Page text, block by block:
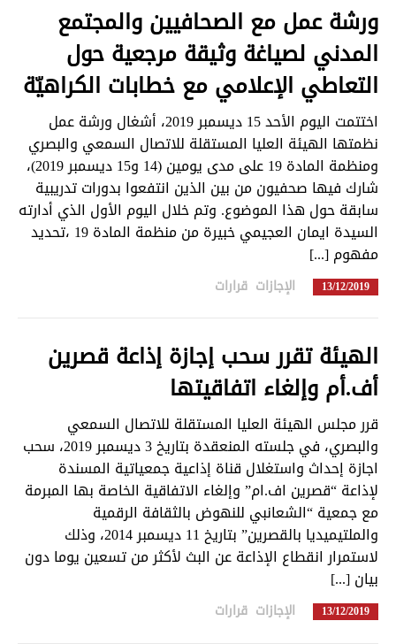
ورشة عمل مع الصحافيين والمجتمع
المدني لصياغة وثيقة مرجعية حول
التعاطي الإعلامي مع خطابات الكراهيّة
اختتمت اليوم الأحد 15 ديسمبر 2019، أشغال ورشة عمل
نظمتها الهيئة العليا المستقلة للاتصال السمعي والبصري
ومنظمة المادة 19 على مدى يومين (14 و15 ديسمبر 2019)،
شارك فيها صحفيون من بين الذين انتفعوا بدورات تدريبية
سابقة حول هذا الموضوع. وتم خلال اليوم الأول الذي أدارته
السيدة ايمان العجيمي خبيرة من منظمة المادة 19 ،تحديد
مفهوم [...]
13/12/2019 الإجازات قرارات
الهيئة تقرر سحب إجازة إذاعة قصرين
أف.أم وإلغاء اتفاقيتها
قرر مجلس الهيئة العليا المستقلة للاتصال السمعي
والبصري، في جلسته المنعقدة بتاريخ 3 ديسمبر 2019، سحب
اجازة إحداث واستغلال قناة إذاعية جمعياتية المسندة
لإذاعة “قصرين اف.ام” وإلغاء الاتفاقية الخاصة بها المبرمة
مع جمعية “الشعانبي للنهوض بالثقافة الرقمية
والملتيميديا بالقصرين” بتاريخ 11 ديسمبر 2014، وذلك
لاستمرار انقطاع الإذاعة عن البث لأكثر من تسعين يوما دون
بيان [...]
13/12/2019 الإجازات قرارات